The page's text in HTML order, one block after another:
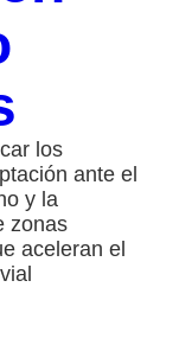
los
ante el
y la
zonas
aceleran el